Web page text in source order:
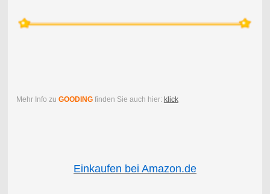
Mehr Info zu GOODINGfinden Sie auch hier: klick
Einkaufen bei Amazon.de